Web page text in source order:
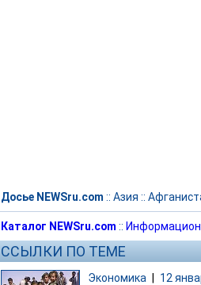
Досье NEWSru.com :: Азия ::
Каталог NEWSru.com ::
ССЫЛКИ ПО ТЕМЕ
Экономика 12